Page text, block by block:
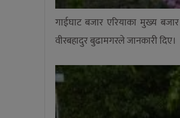
गाईघाट बजार एरियाका मुख्य
वीरबहादुर बुढामगरले जानकारी दिए।